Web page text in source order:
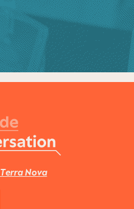
Terra Nova